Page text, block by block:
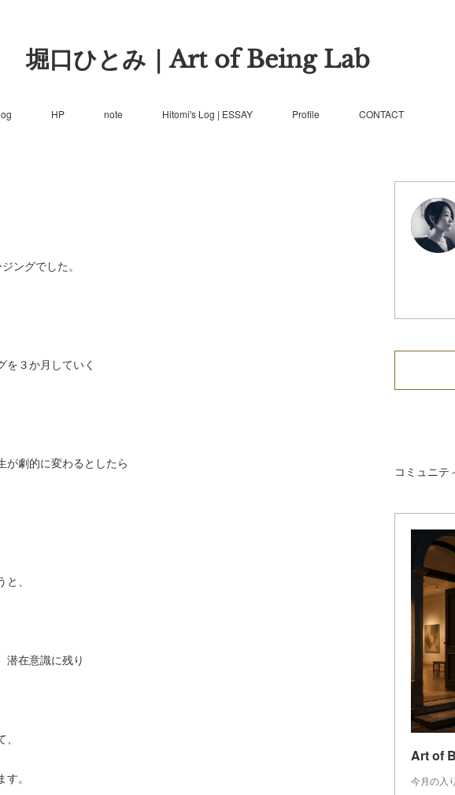
堀口ひとみ｜Art of Being Lab
HP note Hitomi's Log | ESSAY Profile CONTACT
ングでした。
を３か月していく
が劇的に変わるとしたら
、
潜在意識に残り
。
コミュニテ
Art of
今月の入